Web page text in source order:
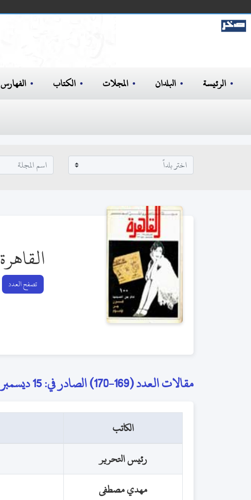
الرئيسة البلدان المجلات الكتاب الفهارس
القاهرة
تصفح العدد
مقالات العدد (169-170) الصادر في: 15 ديسمبر 1996
الكاتب
رئيس التحرير
مهدي مصطفى